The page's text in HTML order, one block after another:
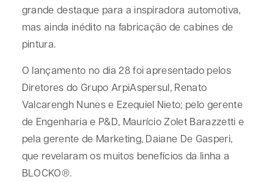
grande destaque para a inspiradora automotiva,
mas ainda inédito na fabricação de cabines de
pintura.
O lançamento no dia 28 foi apresentado pelos
Diretores do Grupo ArpiAspersul, Renato
Valcarengh Nunes e Ezequiel Nieto; pelo gerente
de Engenharia e P&D, Maurício Zolet Barazzetti e
pela gerente de Marketing, Daiane De Gasperi,
que revelaram os muitos benefícios da linha a
BLOCKO®.